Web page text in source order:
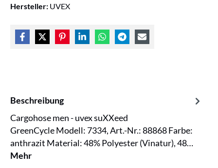
Hersteller: UVEX
Beschreibung
Cargohose men - uvex suXXeed
GreenCycle Modell: 7334, Art.-Nr.: 88868 Farbe:
anthrazit Material: 48% Polyester (Vinatur), 48…
Mehr